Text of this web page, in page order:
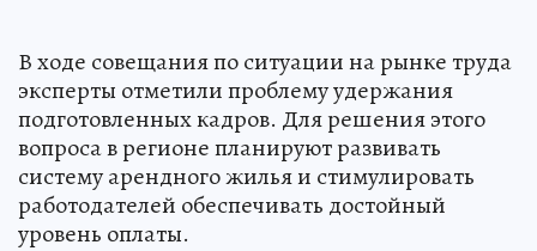
В ходе совещания по ситуации на рынке труда
эксперты отметили проблему удержания
подготовленных кадров. Для решения этого
вопроса в регионе планируют развивать
систему арендного жилья и стимулировать
работодателей обеспечивать достойный
уровень оплаты.